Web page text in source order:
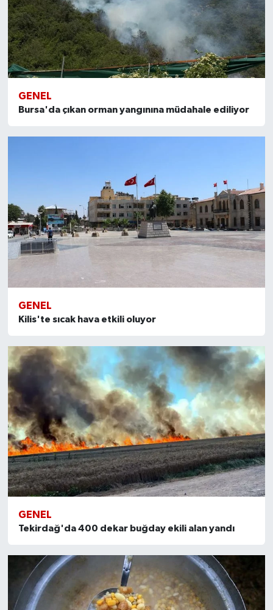
GENEL
Bursa'da çıkan orman yangınına müdahale ediliyor
GENEL
Kilis'te sıcak hava etkili oluyor
GENEL
Tekirdağ'da 400 dekar buğday ekili alan yandı